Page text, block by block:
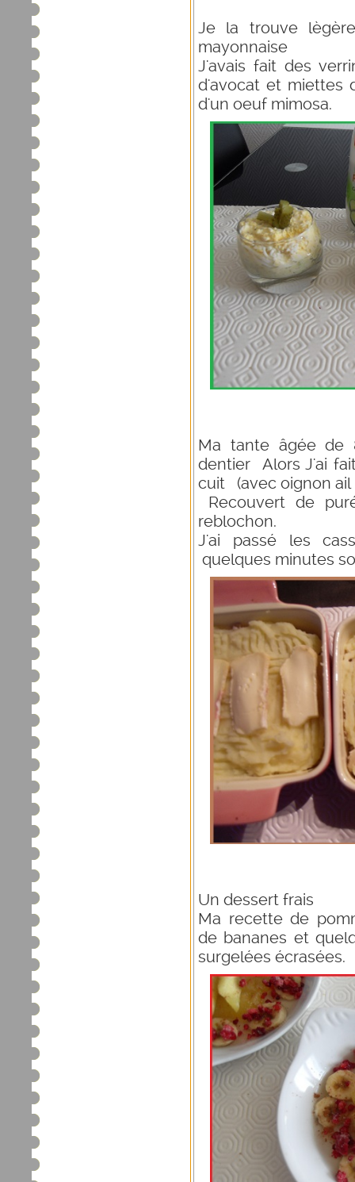
Je la trouve
mayonnaise
J'avais fait des
d'avocat et miettes
d'un oeuf
Ma tante âgée de
dentier Alors J'ai
cuit (avec oignon ail
Recouvert de
reblochon.
J'ai passé les
quelques minutes
Un dessert frais
Ma recette de
de bananes et
surgelées écrasées.